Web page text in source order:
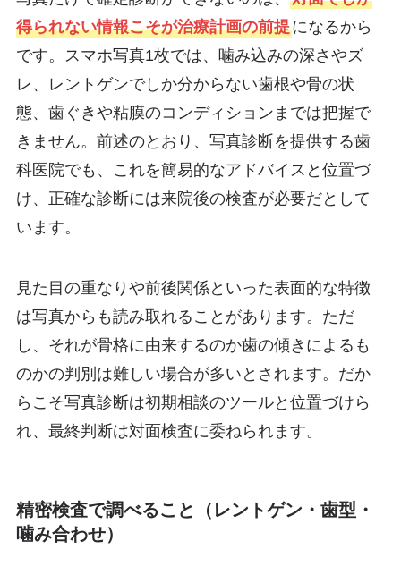
得られない情報こそが治療計画の前提になるから
です。スマホ写真1枚では、噛み込みの深さやズ
レ、レントゲンでしか分からない歯根や骨の状
態、歯ぐきや粘膜のコンディションまでは把握で
きません。前述のとおり、写真診断を提供する歯
科医院でも、これを簡易的なアドバイスと位置づ
け、正確な診断には来院後の検査が必要だとして
います。
見た目の重なりや前後関係といった表面的な特徴
は写真からも読み取れることがあります。ただ
し、それが骨格に由来するのか歯の傾きによるも
のかの判別は難しい場合が多いとされます。だか
らこそ写真診断は初期相談のツールと位置づけら
れ、最終判断は対面検査に委ねられます。
精密検査で調べること（レントゲン・歯型・
噛み合わせ）